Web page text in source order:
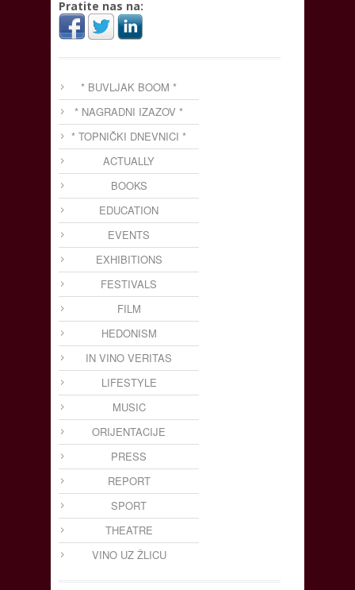
Pratite nas na:
* BUVLJAK BOOM *
* NAGRADNI IZAZOV *
* TOPNIČKI DNEVNICI *
ACTUALLY
BOOKS
EDUCATION
EVENTS
EXHIBITIONS
FESTIVALS
FILM
HEDONISM
IN VINO VERITAS
LIFESTYLE
MUSIC
ORIJENTACIJE
PRESS
REPORT
SPORT
THEATRE
VINO UZ ŽLICU